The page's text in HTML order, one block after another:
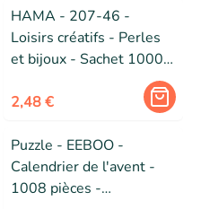
HAMA - 207-46 -
Loisirs créatifs - Perles
et bijoux - Sachet 1000
2,48 €
Puzzle - EEBOO -
Calendrier de l'avent -
1008 pièces -